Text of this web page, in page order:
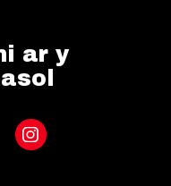
ar y
Instagram